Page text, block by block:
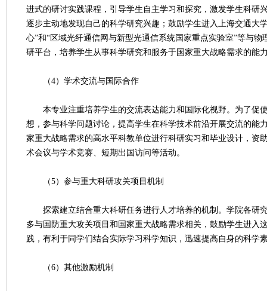
进式的研讨实践课程，引导学生自主学习和探究，激发学生科研
逐步主动地发现自己的科学研究兴趣；鼓励学生进入上海交通大
心”和“区域光纤通信网与新型光通信系统国家重点实验室”等与物
研平台，培养学生从事科学研究和服务于国家重大战略需求的能
（4）学术交流与国际合作
本专业注重培养学生的交流表达能力和国际化视野。为了促
想，参与科学问题讨论，提高学生在科学技术前沿开展交流的能
家重大战略需求的高水平科教单位进行科研实习和毕业设计，资
术会议与学术竞赛、短期出国访问等活动。
（5）参与重大科研攻关项目机制
探索建立结合重大科研任务进行人才培养的机制。学院各研
多与国防重大攻关项目和国家重大战略需求相关，鼓励学生进入
践，有利于同学们结合实际学习科学知识，迅速提高自身的科学
（6）其他激励机制